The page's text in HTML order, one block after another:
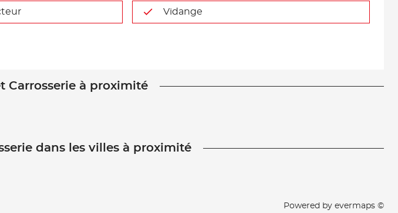
Vidange
Carrosserie à proximité
dans les villes à proximité
Powered by evermaps ©